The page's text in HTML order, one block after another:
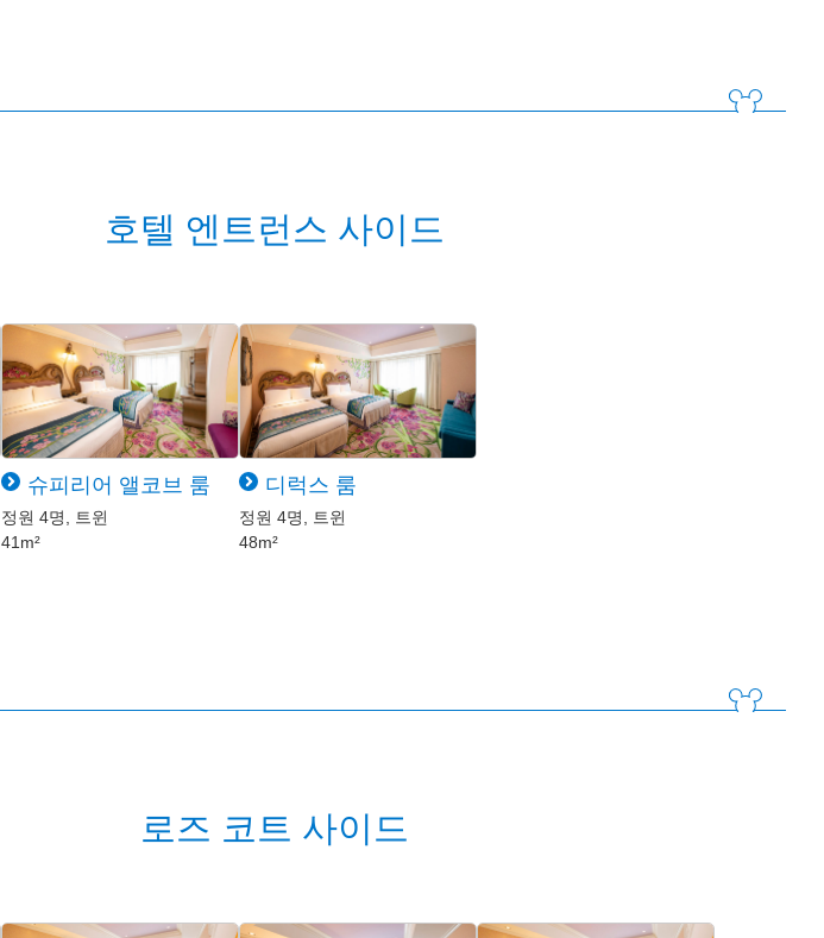
호텔 엔트런스 사이드
슈피리어 앨코브 룸
정원 4명, 트윈
41m²
디럭스 룸
정원 4명, 트윈
48m²
로즈 코트 사이드